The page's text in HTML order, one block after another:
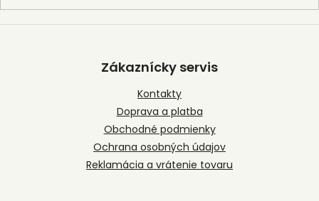
Z
Zákaznícky servis
Kontakty
Doprava a platba
Obchodné podmienky
Ochrana osobných údajov
Reklamácia a vrátenie tovaru